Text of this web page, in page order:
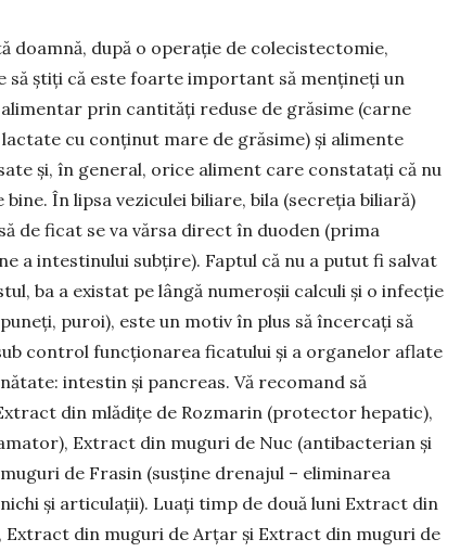
doamnă, după o operație de colecis­tectomie,
să știți că este foarte important să mențineți un
prin cantități reduse de gră­sime (carne
lactate cu conținut mare de grăsime) și alimente
și, în ge­neral, orice aliment care con­statați că nu
bine. În lipsa veziculei biliare, bila (secreția biliară)
de ficat se va vărsa direct în duoden (prima
a intestinului subțire). Faptul că nu a putut fi salvat
ba a existat pe lângă numeroșii calculi și o infec­ție
puroi), este un motiv în plus să încercați să
control funcțio­narea ficatului și a orga­nelor aflate
intestin și pancreas. Vă recomand să
din mlădițe de Rozmarin (protector hepa­tic),
Extract din muguri de Nuc (antibacterian și
de Frasin (susține drenajul – eliminarea
și articulații). Luați timp de două luni Extract din
Extract din muguri de Arțar și Extract din muguri de